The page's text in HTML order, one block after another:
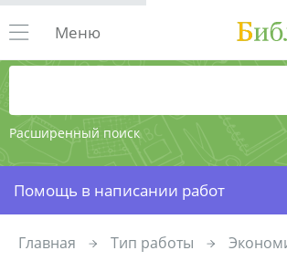
Расширенный поиск
Меню
Помощь в написании работ
Главная Тип работы